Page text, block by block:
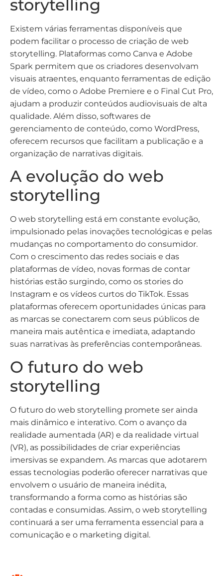
storytelling
Existem várias ferramentas disponíveis que
podem facilitar o processo de criação de web
storytelling. Plataformas como Canva e Adobe
Spark permitem que os criadores desenvolvam
visuais atraentes, enquanto ferramentas de edição
de vídeo, como o Adobe Premiere e o Final Cut Pro,
ajudam a produzir conteúdos audiovisuais de alta
qualidade. Além disso, softwares de
gerenciamento de conteúdo, como WordPress,
oferecem recursos que facilitam a publicação e a
organização de narrativas digitais.
A evolução do web
storytelling
O web storytelling está em constante evolução,
impulsionado pelas inovações tecnológicas e pelas
mudanças no comportamento do consumidor.
Com o crescimento das redes sociais e das
plataformas de vídeo, novas formas de contar
histórias estão surgindo, como os stories do
Instagram e os vídeos curtos do TikTok. Essas
plataformas oferecem oportunidades únicas para
as marcas se conectarem com seus públicos de
maneira mais autêntica e imediata, adaptando
suas narrativas às preferências contemporâneas.
O futuro do web
storytelling
O futuro do web storytelling promete ser ainda
mais dinâmico e interativo. Com o avanço da
realidade aumentada (AR) e da realidade virtual
(VR), as possibilidades de criar experiências
imersivas se expandem. As marcas que adotarem
essas tecnologias poderão oferecer narrativas que
envolvem o usuário de maneira inédita,
transformando a forma como as histórias são
contadas e consumidas. Assim, o web storytelling
continuará a ser uma ferramenta essencial para a
comunicação e o marketing digital.